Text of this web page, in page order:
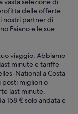
vasta selezione di
delle offerte
nostri partner di
Faiano e le sue
viaggio. Abbiamo
minute e tariffe
National a Costa
posti migliori o
last minute.
158 € solo andata e